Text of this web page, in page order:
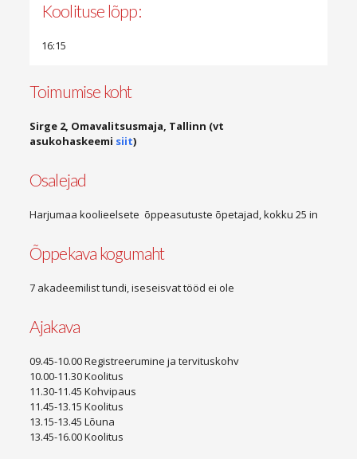
Koolituse lõpp:
16:15
Toimumise koht
Sirge 2, Omavalitsusmaja, Tallinn (vt
asukohaskeemi siit)
Osalejad
Harjumaa koolieelsete õppeasutuste õpetajad, kokku 25 in
Õppekava kogumaht
7 akadeemilist tundi, iseseisvat tööd ei ole
Ajakava
09.45-10.00 Registreerumine ja tervituskohv
10.00-11.30 Koolitus
11.30-11.45 Kohvipaus
11.45-13.15 Koolitus
13.15-13.45 Lõuna
13.45-16.00 Koolitus